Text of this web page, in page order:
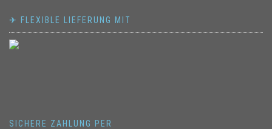
✈ FLEXIBLE LIEFERUNG MIT
SICHERE ZAHLUNG PER